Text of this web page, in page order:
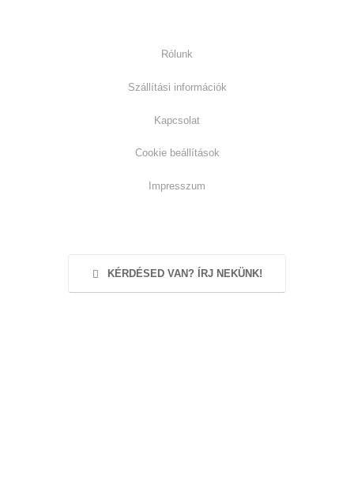
Rólunk
Szállítási információk
Kapcsolat
Cookie beállítások
Impresszum
KÉRDÉSED VAN? ÍRJ NEKÜNK!